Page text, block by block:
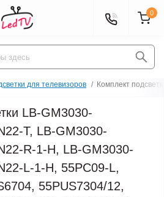
0
для телевизоров Комплект
LB-GM3030-
T, LB-GM3030-
R-1-H, LB-GM3030-
L-1-H, 55PC09-L,
55PUS7304/12,